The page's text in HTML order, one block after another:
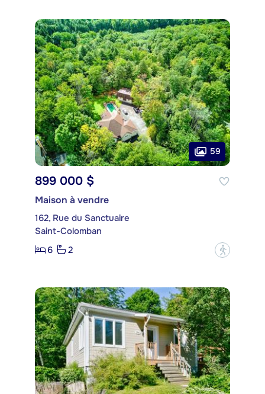
59
899 000 $
Maison à vendre
162, Rue du Sanctuaire
Saint-Colomban
6
2 ?